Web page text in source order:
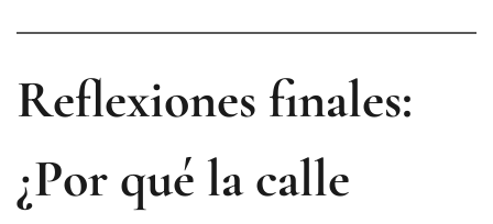
Reflexiones finales:
¿Por qué la calle